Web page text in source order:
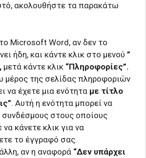
ακολουθήστε τα παρακάτω
Microsoft Word, αν δεν το
ήδη, και κάντε κλικ στο μενού ”
μετά κάντε κλικ “Πληροφορίες”.
μέρος της σελίδας πληροφοριών
να έχετε μια ενότητα με τίτλο
. Αυτή η ενότητα μπορεί να
συνδέσμους στους οποίους
να κάνετε κλικ για να
το έγγραφό σας.
αν η αναφορά “Δεν υπάρχει